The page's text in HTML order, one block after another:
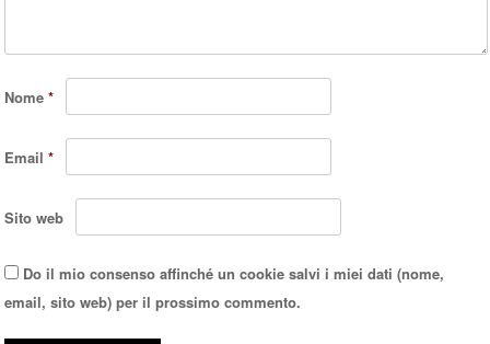
Nome*
Email*
Sito web
Do il mio consenso affinché un cookie salvi i miei dati (nome,
email, sito web) per il prossimo commento.